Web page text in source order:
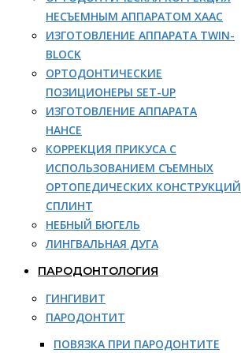
НЕСЪЕМНЫМ АППАРАТОМ ХААС
ИЗГОТОВЛЕНИЕ АППАРАТА TWIN-
BLOCK
ОРТОДОНТИЧЕСКИЕ
ПОЗИЦИОНЕРЫ SET-UP
ИЗГОТОВЛЕНИЕ АППАРАТА
НАНСЕ
КОРРЕКЦИЯ ПРИКУСА С
ИСПОЛЬЗОВАНИЕМ СЪЕМНЫХ
ОРТОПЕДИЧЕСКИХ КОНСТРУКЦИЙ
СПЛИНТ
НЕБНЫЙ БЮГЕЛЬ
ЛИНГВАЛЬНАЯ ДУГА
ПАРОДОНТОЛОГИЯ
ГИНГИВИТ
ПАРОДОНТИТ
ПОВЯЗКА ПРИ ПАРОДОНТИТЕ